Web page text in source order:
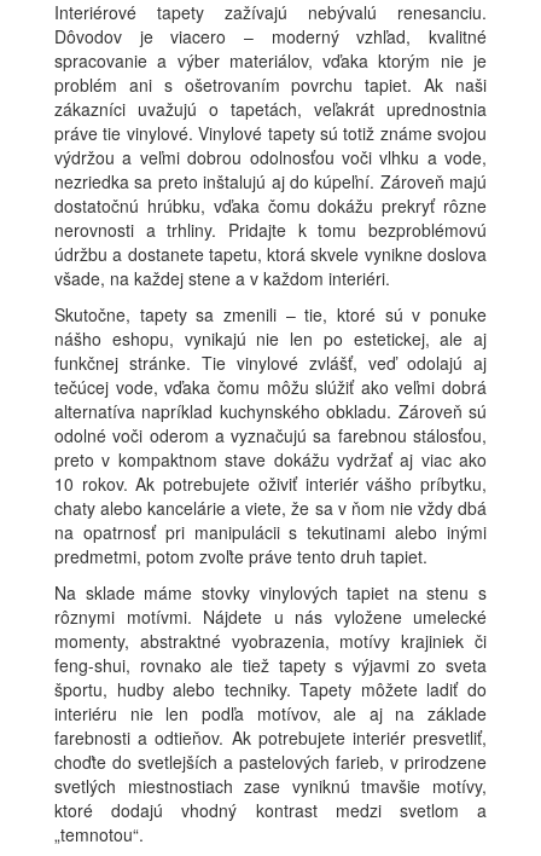
Interiérové tapety zažívajú nebývalú renesanciu.
Dôvodov je viacero – moderný vzhľad, kvalitné
spracovanie a výber materiálov, vďaka ktorým nie je
problém ani s ošetrovaním povrchu tapiet. Ak naši
zákazníci uvažujú o tapetách, veľakrát uprednostnia
práve tie vinylové. Vinylové tapety sú totiž známe svojou
výdržou a veľmi dobrou odolnosťou voči vlhku a vode,
nezriedka sa preto inštalujú aj do kúpeľní. Zároveň majú
dostatočnú hrúbku, vďaka čomu dokážu prekryť rôzne
nerovnosti a trhliny. Pridajte k tomu bezproblémovú
údržbu a dostanete tapetu, ktorá skvele vynikne doslova
všade, na každej stene a v každom interiéri.
Skutočne, tapety sa zmenili – tie, ktoré sú v ponuke
nášho eshopu, vynikajú nie len po estetickej, ale aj
funkčnej stránke. Tie vinylové zvlášť, veď odolajú aj
tečúcej vode, vďaka čomu môžu slúžiť ako veľmi dobrá
alternatíva napríklad kuchynského obkladu. Zároveň sú
odolné voči oderom a vyznačujú sa farebnou stálosťou,
preto v kompaktnom stave dokážu vydržať aj viac ako
10 rokov. Ak potrebujete oživiť interiér vášho príbytku,
chaty alebo kancelárie a viete, že sa v ňom nie vždy dbá
na opatrnosť pri manipulácii s tekutinami alebo inými
predmetmi, potom zvoľte práve tento druh tapiet.
Na sklade máme stovky vinylových tapiet na stenu s
rôznymi motívmi. Nájdete u nás vyložene umelecké
momenty, abstraktné vyobrazenia, motívy krajiniek či
feng-shui, rovnako ale tiež tapety s výjavmi zo sveta
športu, hudby alebo techniky. Tapety môžete ladiť do
interiéru nie len podľa motívov, ale aj na základe
farebnosti a odtieňov. Ak potrebujete interiér presvetliť,
choďte do svetlejších a pastelových farieb, v prirodzene
svetlých miestnostiach zase vyniknú tmavšie motívy,
ktoré dodajú vhodný kontrast medzi svetlom a
„temnotou“.